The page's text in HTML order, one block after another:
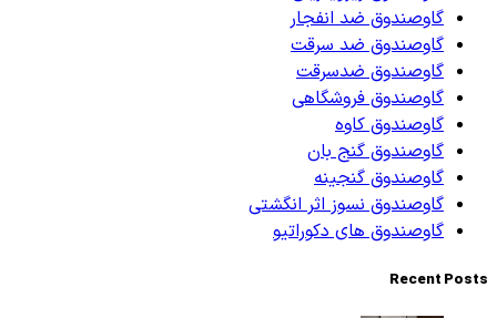
گاوصندوق ضد انفجار
گاوصندوق ضد سرقت
گاوصندوق ضدسرقت
گاوصندوق فروشگاهی
گاوصندوق کاوه
گاوصندوق گنج بان
گاوصندوق گنجینه
گاوصندوق نسوز اثر انگشتی
گاوصندوق های دکوراتیو
Recent Posts